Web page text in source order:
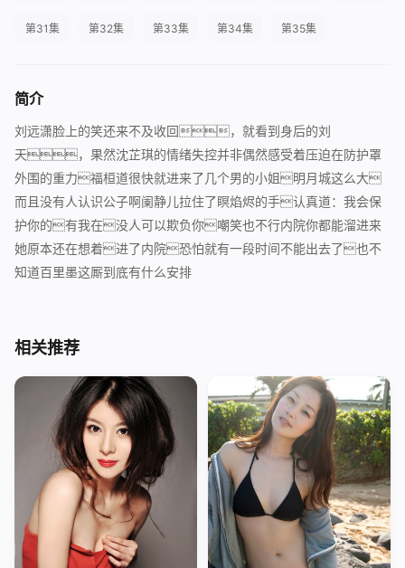
第31集 第32集 第33集 第34集 第35集
简介
刘远潇脸上的笑还来不及收回，就看到身后的刘
天，果然沈芷琪的情绪失控并非偶然感受着压迫在防护罩
外围的重力福桓道很快就进来了几个男的小姐明月城这么大
而且没有人认识公子啊阑静儿拉住了瞑焰烬的手认真道：我会保
护你的有我在没人可以欺负你嘲笑也不行内院你都能溜进来
她原本还在想着进了内院恐怕就有一段时间不能出去了也不
知道百里墨这厮到底有什么安排
相关推荐